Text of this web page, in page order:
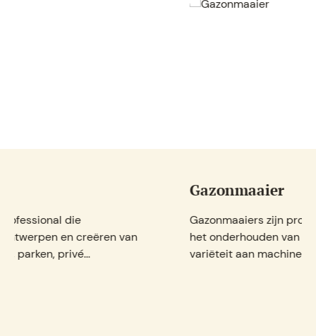
Gazonmaaiers zijn professionals die betrokken zijn bij
het onderhouden van grasvelden. Ze gebruiken een
variëteit aan machines om gras te maa...